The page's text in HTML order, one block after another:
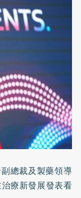
總裁及製藥領導
療新發展發表看